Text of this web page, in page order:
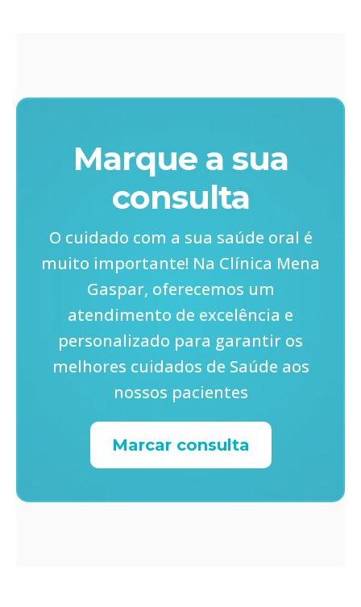
Marque a sua
consulta
O cuidado com a sua saúde oral é
muito importante! Na Clínica Mena
Gaspar, oferecemos um
atendimento de excelência e
personalizado para garantir os
melhores cuidados de Saúde aos
nossos pacientes
Marcar consulta